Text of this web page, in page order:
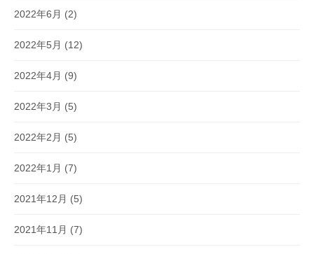
2022年6月 (2)
2022年5月 (12)
2022年4月 (9)
2022年3月 (5)
2022年2月 (5)
2022年1月 (7)
2021年12月 (5)
2021年11月 (7)